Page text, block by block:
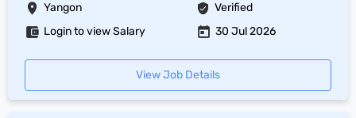
Yangon Verified
Login to view Salary 30 Jul 2026
View Job Details